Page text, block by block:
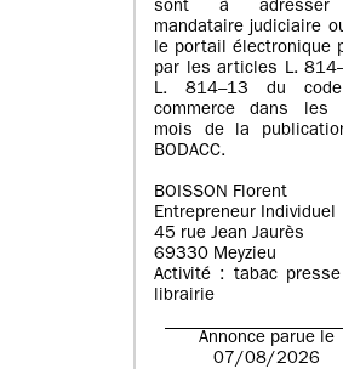
sont à
mandataire judiciaire
le portail électronique
par les articles L.
L. 814–13 du
commerce dans les
mois de la
BODACC.
BOISSON Florent
Entrepreneur Individuel
45 rue Jean Jaurès
69330 Meyzieu
Activité : tabac presse
librairie
Annonce parue le
07/08/2026